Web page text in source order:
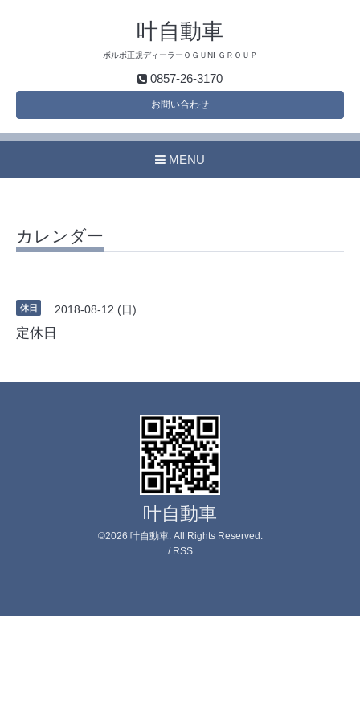
叶自動車
ボルボ正規ディーラーＯＧＵNI ＧＲＯＵＰ
0857-26-3170
お問い合わせ
MENU
カレンダー
休日 2018-08-12 (日)
定休日
叶自動車
©2026 叶自動車. All Rights Reserved.
/ RSS